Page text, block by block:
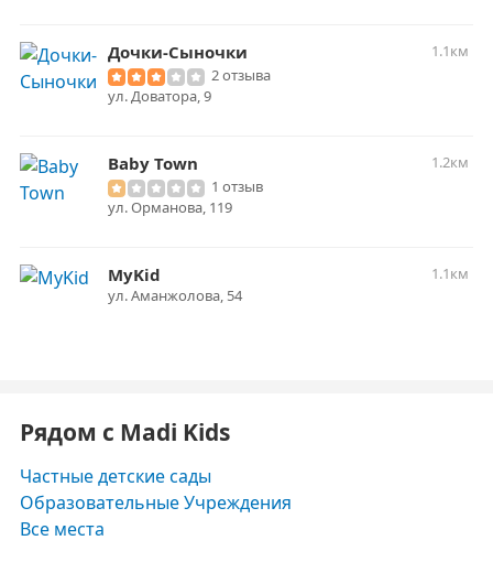
Дочки-Сыночки
1.1км
2 отзыва
ул. Доватора, 9
Baby Town
1.2км
1 отзыв
ул. Орманова, 119
MyKid
1.1км
ул. Аманжолова, 54
Рядом с Madi Kids
Частные детские сады
Образовательные Учреждения
Все места